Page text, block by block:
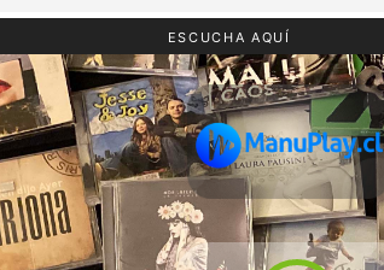
ESCUCHA AQUÍ
RADIO MANUPLAY
RECUERDOS
POP/BALADAS